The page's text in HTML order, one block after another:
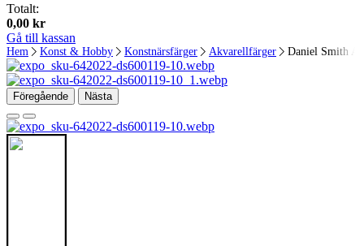
Totalt:
0,00 kr
Gå till kassan
Hem Konst & Hobby Konstnärsfärger Akvarellfärger Daniel Smith
Föregående Nästa